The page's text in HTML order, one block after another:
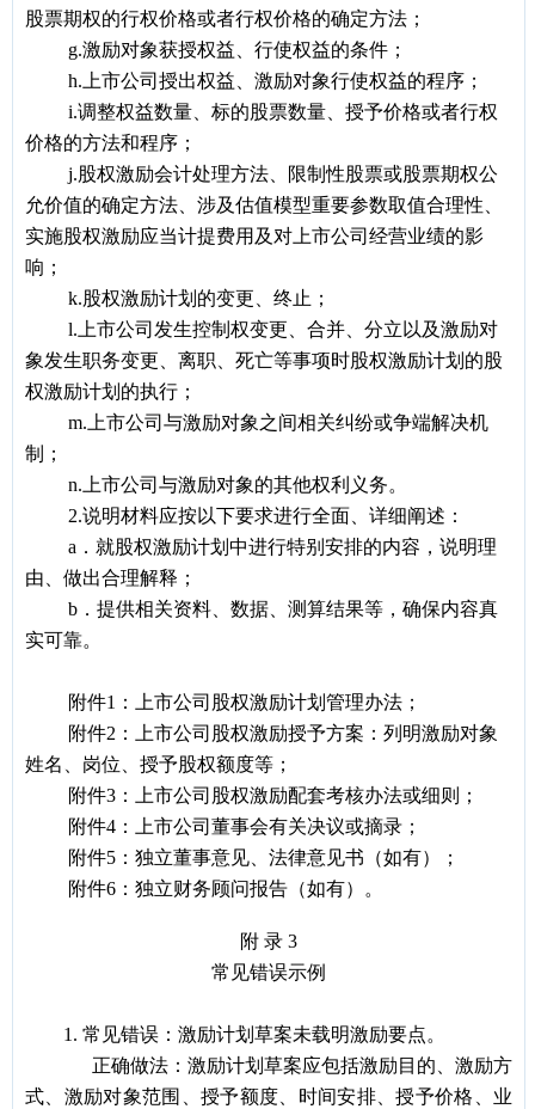
股票期权的行权价格或者行权价格的确定方法；
g.激励对象获授权益、行使权益的条件；
h. 上市公司授出权益、激励对象行使权益的程序；
i.调整权益数量、标的股票数量、授予价格或者行权
价格的方法和程序；
j.股权激励会计处理方法、限制性股票或股票期权公
允价值的确定方法、涉及估值模型重要参数取值合理性、
实施股权激励应当计提费用及对上市公司经营业绩的影
响；
k.股权激励计划的变更、终止；
l. 上市公司发生控制权变更、合并、分立以及激励对
象发生职务变更、离职、死亡等事项时股权激励计划的股
权激励计划的执行；
m. 上市公司与激励对象之间相关纠纷或争端解决机
制；
n. 上市公司与激励对象的其他权利义务。
2.说明材料应按以下要求进行全面、详细阐述：
a ．就股权激励计划中进行特别安排的内容，说明理
由、做出合理解释；
b ．提供相关资料、数据、测算结果等，确保内容真
实可靠。
附件1：上市公司股权激励计划管理办法；
附件2：上市公司股权激励授予方案：列明激励对象
姓名、岗位、授予股权额度等；
附件3：上市公司股权激励配套考核办法或细则；
附件4：上市公司董事会有关决议或摘录；
附件5：独立董事意见、法律意见书（如有）；
附件6：独立财务顾问报告（如有）。
附 录 3
常见错误示例
1. 常见错误：激励计划草案未载明激励要点。
正确做法：激励计划草案应包括激励目的、激励方
式、激励对象范围、授予额度、时间安排、授予价格、业